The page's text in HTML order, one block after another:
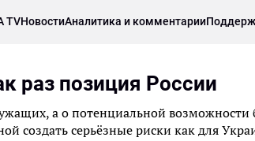
TVНовостиАналитика и комментарии
раз позиция России
а о потенциальной
создать серьёзные риски как для